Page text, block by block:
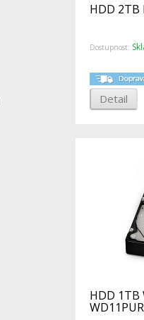
HDD 2TB
Dostupnost:
Detail
HDD